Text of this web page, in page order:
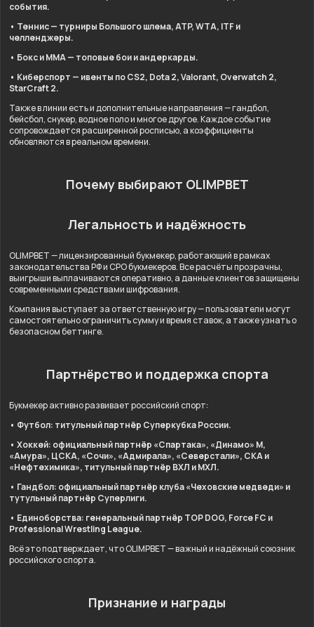
события.
• Теннис — турниры Большого шлема, ATP, WTA, ITF и
челленджеры.
• Бокс и ММА — топовые бои и андеркарды.
• Киберспорт — ивенты по CS2, Dota 2, Valorant, Overwatch 2,
StarCraft 2.
Также в линии есть и дополнительные направления — гандбол,
бейсбол, снукер, водное поло и многое другое. Каждое событие
сопровождается расширенной росписью, а коэффициенты
обновляются в реальном времени.
Почему выбирают OLIMPBET
Легальность и надёжность
OLIMPBET — лицензированный букмекер, работающий в рамках
законодательства РФ и СРО букмекеров. Все расчёты прозрачны,
выигрыши выплачиваются оперативно, а данные клиентов защищены
современными средствами шифрования.
Компания выступает за ответственную игру — пользователи могут
самостоятельно ограничить сумму и время ставок, а также узнать о
безопасном беттинге.
Партнёрство и поддержка спорта
Букмекер активно развивает российский спорт:
• Футбол: титульный партнёр Суперкубка России.
• Хоккей: официальный партнёр «Спартака», «Динамо» М,
«Амура», ЦСКА, «Сочи», «Адмирала», «Северстали», СКА и
«Нефтехимика», титульный партнёр ВХЛ и МХЛ.
• Гандбол: официальный партнёр клуба «Чеховские медведи» и
тутульный партнёр Суперлиги.
• Единоборства: генеральный партнёр TOP DOG, Force FC и
Professional Wrestling League.
Всё это подтверждает, что OLIMPBET — важный и надёжный союзник
российского спорта.
Признание и награды